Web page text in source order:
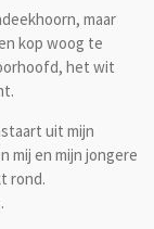
maar
kop woog te
het wit
uit mijn
mij en mijn jongere
rond.